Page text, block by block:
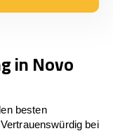
in Novo
besten
bei